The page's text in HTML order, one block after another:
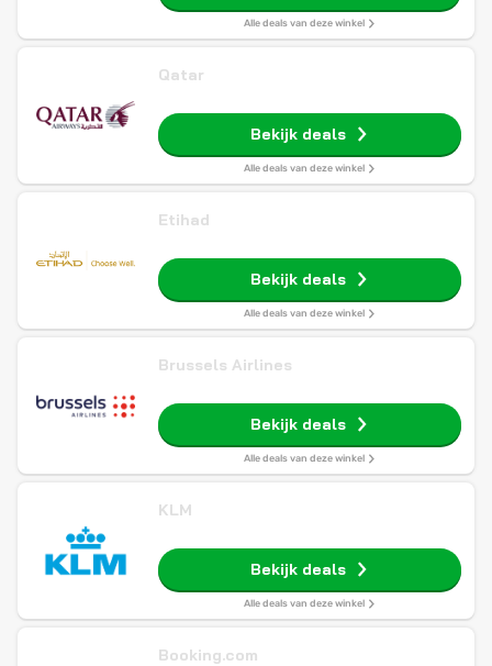
Alle deals van deze winkel
Qatar
Bekijk deals
Alle deals van deze winkel
Etihad
Bekijk deals
Alle deals van deze winkel
Brussels Airlines
Bekijk deals
Alle deals van deze winkel
KLM
Bekijk deals
Alle deals van deze winkel
Booking.com